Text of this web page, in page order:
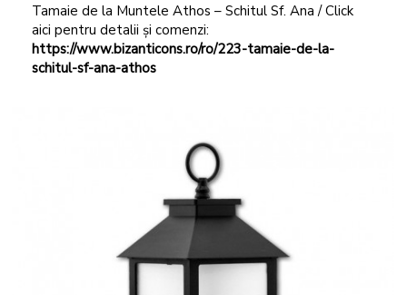
Tamaie de la Muntele Athos – Schitul Sf. Ana / Click
aici pentru detalii și comenzi:
https://www.bizanticons.ro/ro/223-tamaie-de-la-
schitul-sf-ana-athos